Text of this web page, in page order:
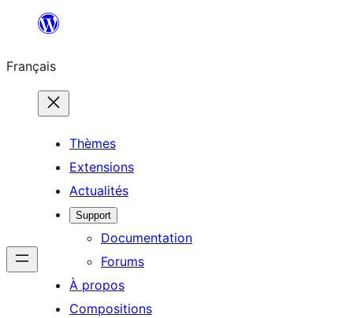
contenu
Français
Thèmes
Extensions
Actualités
Support
Documentation
Forums
À propos
Compositions